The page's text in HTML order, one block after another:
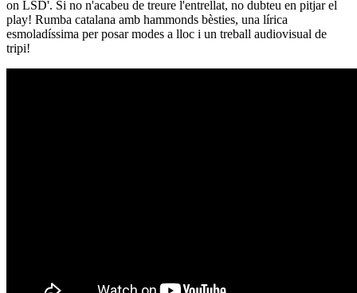
on LSD'. Si no n'acabeu de treure l'entrellat, no dubteu en pitjar el
play! Rumba catalana amb hammonds bèsties, una lírica
esmoladíssima per posar modes a lloc i un treball audiovisual de
tripi!